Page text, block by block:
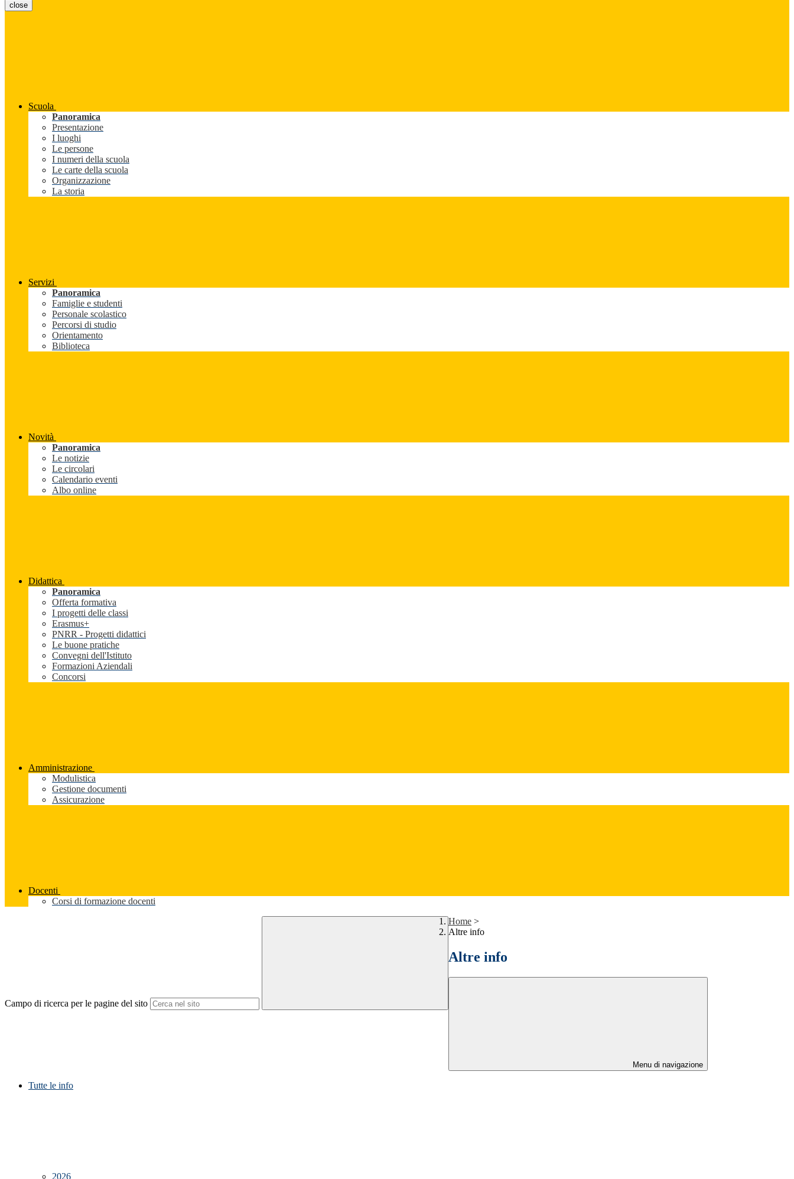
close
Scuola
Panoramica
Presentazione
I luoghi
Le persone
I numeri della scuola
Le carte della scuola
Organizzazione
La storia
Servizi
Panoramica
Famiglie e studenti
Personale scolastico
Percorsi di studio
Orientamento
Biblioteca
Novità
Panoramica
Le notizie
Le circolari
Calendario eventi
Albo online
Didattica
Panoramica
Offerta formativa
I progetti delle classi
Erasmus+
PNRR - Progetti didattici
Le buone pratiche
Convegni dell'Istituto
Formazioni Aziendali
Concorsi
Amministrazione
Modulistica
Gestione documenti
Assicurazione
Docenti
Corsi di formazione docenti
Campo di ricerca per le pagine del sito
Home >
Altre info
Altre info
Menu di navigazione
Tutte le info
2026